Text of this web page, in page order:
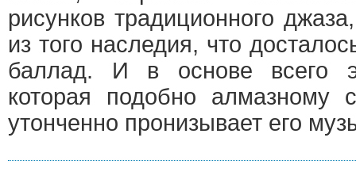
рисунков традиционного
из того наследия, что
баллад. И в основе всего
которая подобно алмазному
утонченно пронизывает его